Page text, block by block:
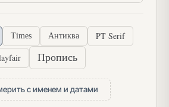
Times Антиква
PT Serif
Пропись
с именем и датами